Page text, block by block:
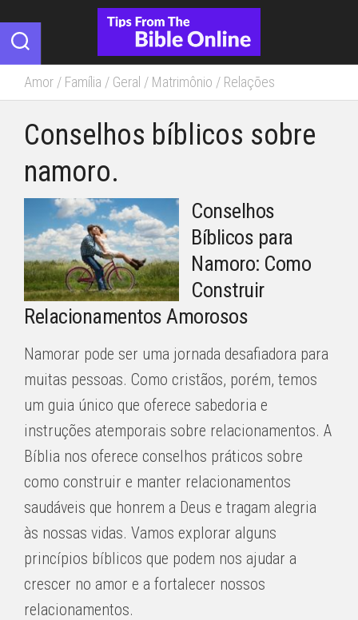
to
content
Amor / Família / Geral / Matrimônio / Relações
Conselhos bíblicos sobre
namoro.
Conselhos
Bíblicos para
Namoro: Como
Construir
Relacionamentos Amorosos
Namorar pode ser uma jornada desafiadora para
muitas pessoas. Como cristãos, porém, temos
um guia único que oferece sabedoria e
instruções atemporais sobre relacionamentos. A
Bíblia nos oferece conselhos práticos sobre
como construir e manter relacionamentos
saudáveis ​​que honrem a Deus e tragam alegria
às nossas vidas. Vamos explorar alguns
princípios bíblicos que podem nos ajudar a
crescer no amor e a fortalecer nossos
relacionamentos.